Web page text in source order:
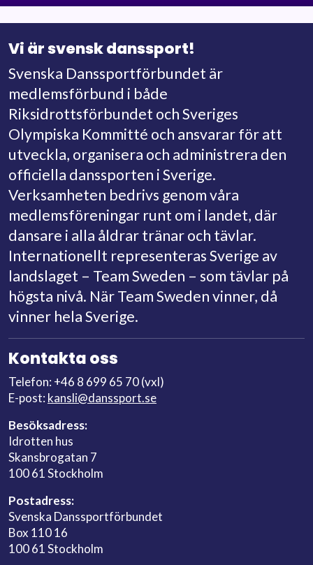
Vi är svensk danssport!
Svenska Danssportförbundet är
medlemsförbund i både
Riksidrottsförbundet och Sveriges
Olympiska Kommitté och ansvarar för att
utveckla, organisera och administrera den
officiella danssporten i Sverige.
Verksamheten bedrivs genom våra
medlemsföreningar runt om i landet, där
dansare i alla åldrar tränar och tävlar.
Internationellt representeras Sverige av
landslaget – Team Sweden – som tävlar på
högsta nivå. När Team Sweden vinner, då
vinner hela Sverige.
Kontakta oss
Telefon: +46 8 699 65 70 (vxl)
E-post: kansli@danssport.se
Besöksadress:
Idrotten hus
Skansbrogatan 7
100 61 Stockholm
Postadress:
Svenska Danssportförbundet
Box 110 16
100 61 Stockholm